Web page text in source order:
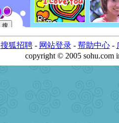
搜狐招聘- 网站登录- 帮助中心-
copyright © 2005 sohu.com